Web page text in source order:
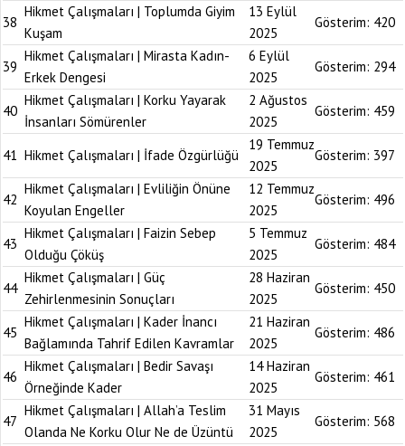
38
Hikmet Çalışmaları | Toplumda Giyim
Kuşam
13 Eylül
2025
Gösterim: 420
39
Hikmet Çalışmaları | Mirasta Kadın-
Erkek Dengesi
6 Eylül
2025
Gösterim: 294
40
Hikmet Çalışmaları | Korku Yayarak
İnsanları Sömürenler
2 Ağustos
2025
Gösterim: 459
41 Hikmet Çalışmaları | İfade Özgürlüğü
19 Temmuz
2025
Gösterim: 397
42
Hikmet Çalışmaları | Evliliğin Önüne
Koyulan Engeller
12 Temmuz
2025
Gösterim: 496
43
Hikmet Çalışmaları | Faizin Sebep
Olduğu Çöküş
5 Temmuz
2025
Gösterim: 484
44
Hikmet Çalışmaları | Güç
Zehirlenmesinin Sonuçları
28 Haziran
2025
Gösterim: 450
45
Hikmet Çalışmaları | Kader İnancı
Bağlamında Tahrif Edilen Kavramlar
21 Haziran
2025
Gösterim: 486
46
Hikmet Çalışmaları | Bedir Savaşı
Örneğinde Kader
14 Haziran
2025
Gösterim: 461
47
Hikmet Çalışmaları | Allah’a Teslim
Olanda Ne Korku Olur Ne de Üzüntü
31 Mayıs
2025
Gösterim: 568